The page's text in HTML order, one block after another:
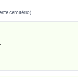
cemitério).